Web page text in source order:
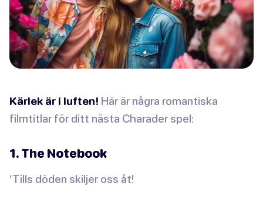
Kärlek är i luften! Här är några romantiska
filmtitlar för ditt nästa Charader spel:
1. The Notebook
‘Tills döden skiljer oss åt!